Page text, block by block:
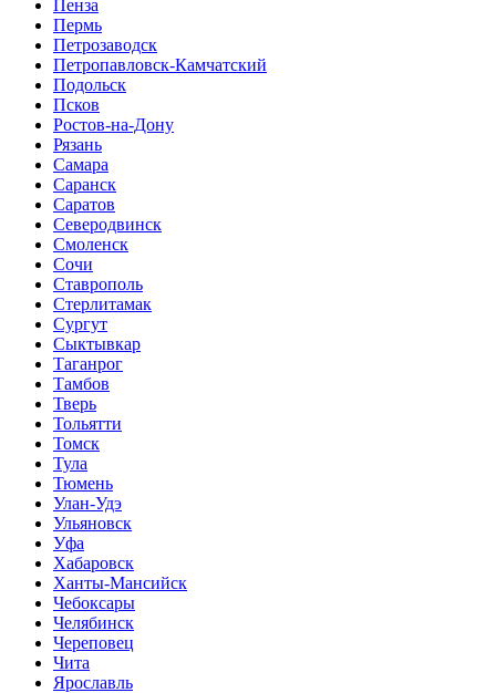
Пенза
Пермь
Петрозаводск
Петропавловск-Камчатский
Подольск
Псков
Ростов-на-Дону
Рязань
Самара
Саранск
Саратов
Северодвинск
Смоленск
Сочи
Ставрополь
Стерлитамак
Сургут
Сыктывкар
Таганрог
Тамбов
Тверь
Тольятти
Томск
Тула
Тюмень
Улан-Удэ
Ульяновск
Уфа
Хабаровск
Ханты-Мансийск
Чебоксары
Челябинск
Череповец
Чита
Ярославль